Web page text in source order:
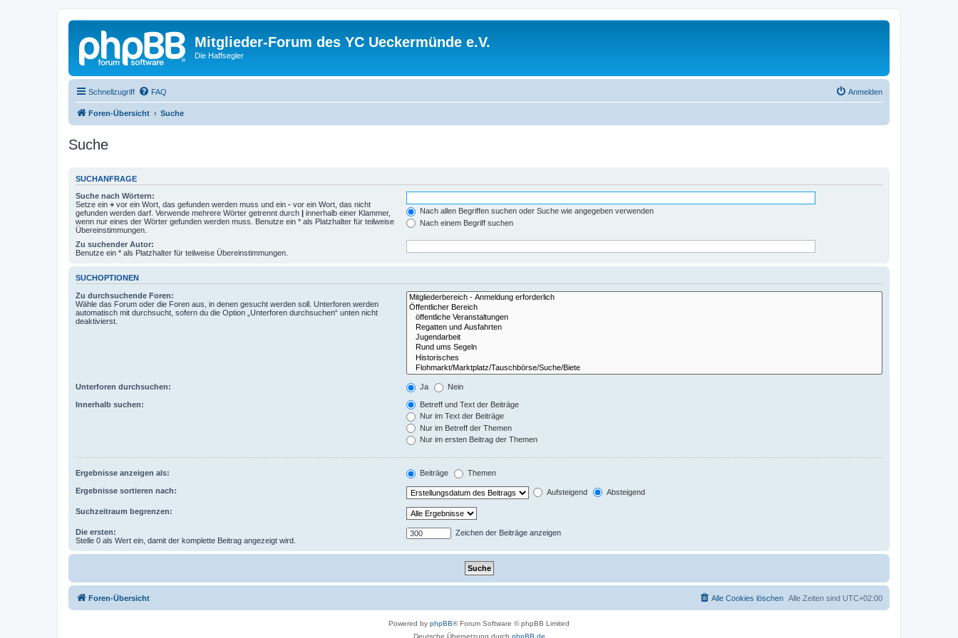
Mitglieder-Forum des YC Ueckermünde e.V.
Die Haffsegler
Schnellzugriff FAQ Anmelden
Foren-Übersicht Suche
Suche
SUCHANFRAGE
Suche nach Wörtern:
Setze ein + vor ein Wort, das gefunden werden muss und ein - vor ein Wort, das nicht
gefunden werden darf. Verwende mehrere Wörter getrennt durch | innerhalb einer Klammer,
wenn nur eines der Wörter gefunden werden muss. Benutze ein * als Platzhalter für teilweise
Übereinstimmungen.
Nach allen Begriffen suchen oder Suche wie angegeben verwenden
Nach einem Begriff suchen
Zu suchender Autor:
Benutze ein * als Platzhalter für teilweise Übereinstimmungen.
SUCHOPTIONEN
Zu durchsuchende Foren:
Wähle das Forum oder die Foren aus, in denen gesucht werden soll. Unterforen werden
automatisch mit durchsucht, sofern du die Option „Unterforen durchsuchen“ unten nicht
deaktivierst.
Unterforen durchsuchen: Ja Nein
Innerhalb suchen:
Betreff und Text der Beiträge
Nur im Text der Beiträge
Nur im Betreff der Themen
Nur im ersten Beitrag der Themen
Ergebnisse anzeigen als: Beiträge Themen
Ergebnisse sortieren nach: Aufsteigend Absteigend
Suchzeitraum begrenzen:
Die ersten:
Stelle 0 als Wert ein, damit der komplette Beitrag angezeigt wird.
Zeichen der Beiträge anzeigen
Foren-Übersicht Alle Zeiten sind UTC+02:00
Alle Cookies löschen
Powered by phpBB® Forum Software © phpBB Limited
Deutsche Übersetzung durch phpBB.de